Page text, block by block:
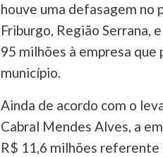
houve uma defasagem no
Friburgo, Região Serrana,
95 milhões à empresa
município.
Ainda de acordo com o
Cabral Mendes Alves, a
R$ 11,6 milhões referente